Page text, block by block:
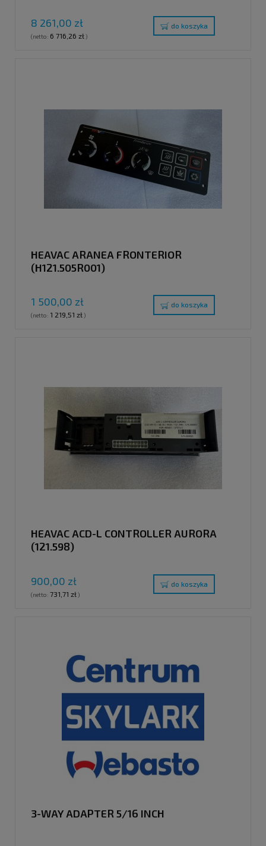
8 261,00 zł
(netto: 6 716,26 zł)
do koszyka
HEAVAC ARANEA FRONTERIOR
(H121.505R001)
1 500,00 zł
(netto: 1 219,51 zł)
do koszyka
HEAVAC ACD-L CONTROLLER AURORA
(121.598)
900,00 zł
(netto: 731,71 zł)
do koszyka
3-WAY ADAPTER 5/16 INCH